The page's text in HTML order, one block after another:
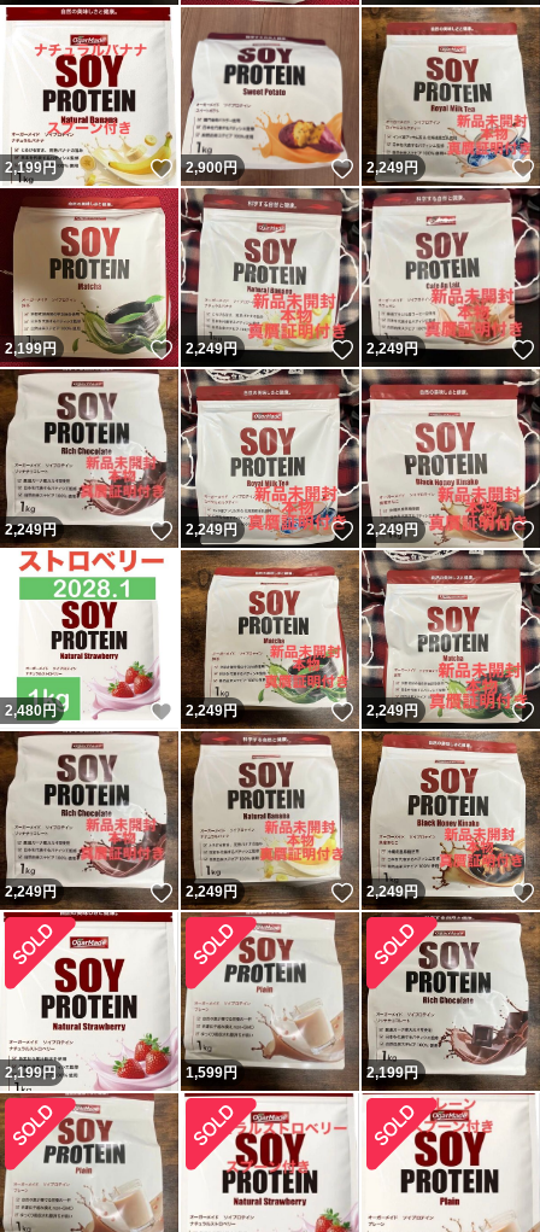
2,199円 いいね！
2,900円 いいね！
2,249円
2,199円 いいね！
2,249円 いいね！
2,249円
2,249円 いいね！
2,249円 いいね！
2,249円
2,480円 いいね！
2,249円 いいね！
2,249円
2,249円 いいね！
2,249円 いいね！
2,249円
2,199円 1,599円 2,199円